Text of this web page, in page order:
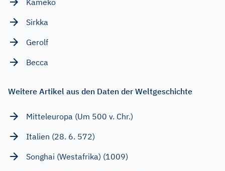
Kameko
Sirkka
Gerolf
Becca
Weitere Artikel aus den Daten der Weltgeschichte
Mitteleuropa (Um 500 v. Chr.)
Italien (28. 6. 572)
Songhai (Westafrika) (1009)